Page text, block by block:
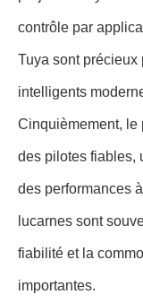
contrôle par
Tuya sont
intelligents
Cinquièmement, le
des pilotes fiables,
des performances
lucarnes sont
fiabilité et la
importantes.